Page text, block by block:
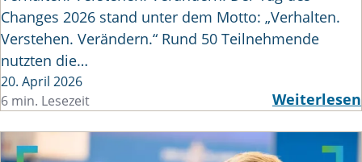
Changes 2026 stand unter dem Motto: „Verhalten.
Verstehen. Verändern.“ Rund 50 Teilnehmende
nutzten die…
20. April 2026
6 min. Lesezeit
Weiterlesen